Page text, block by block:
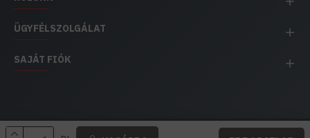
ÜGYFÉLSZOLGÁLAT
SAJÁT FIÓK
EH IMPEX / Copyright © 1991-2025 Energia Háza